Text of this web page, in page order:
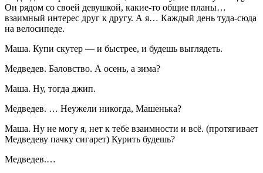
Он рядом со своей девушкой, какие-то общие планы…
взаимный интерес друг к другу. А я… Каждый день туда-сюда
на велосипеде.
Маша. Купи скутер — и быстрее, и будешь выглядеть.
Медведев. Баловство. А осень, а зима?
Маша. Ну, тогда джип.
Медведев. … Неужели никогда, Машенька?
Маша. Ну не могу я, нет к тебе взаимности и всё. (протягивает
Медведеву пачку сигарет) Курить будешь?
Медведев.…